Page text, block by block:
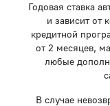
Годовая ставка
и зависит от
кредитной
от 2 месяцев,
любые
В случае